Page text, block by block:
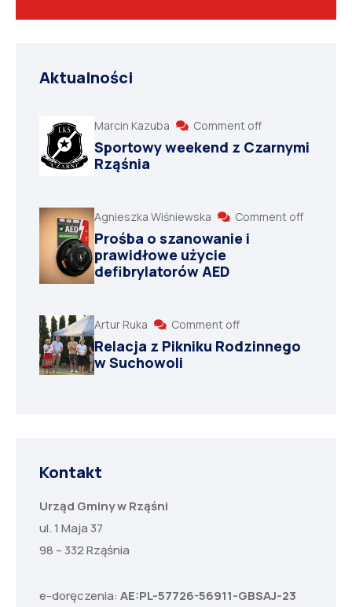
Aktualności
Marcin Kazuba Comment off
Sportowy weekend z Czarnymi
Rząśnia
Agnieszka Wiśniewska Comment off
Prośba o szanowanie i
prawidłowe użycie
defibrylatorów AED
Artur Ruka Comment off
Relacja z Pikniku Rodzinnego
w Suchowoli
Kontakt
Urząd Gminy w Rząśni
ul. 1 Maja 37
98 – 332 Rząśnia
e-doręczenia: AE:PL-57726-56911-GBSAJ-23